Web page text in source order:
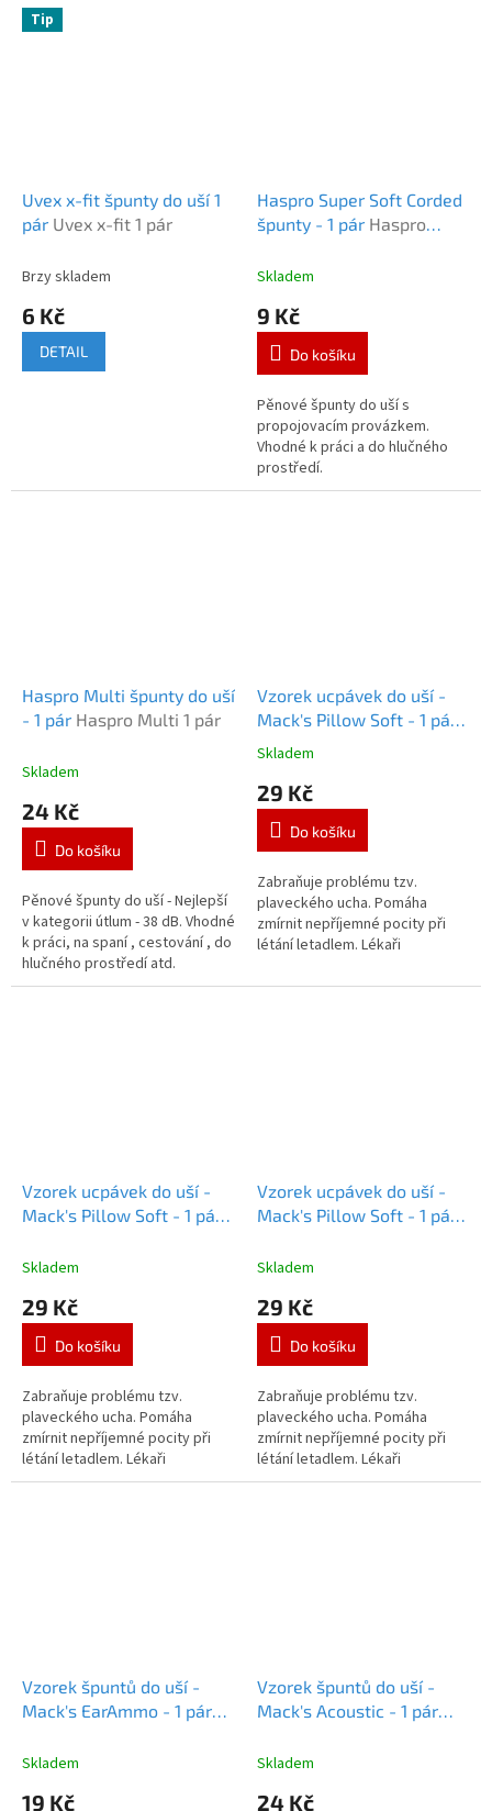
Tip
Uvex x-fit špunty do uší 1
pár Uvex x-fit 1 pár
Brzy skladem
6 Kč
DETAIL
Haspro Super Soft Corded
špunty - 1 pár Haspro
Skladem
9 Kč
Do košíku
Pěnové špunty do uší s
propojovacím provázkem.
Vhodné k práci a do hlučného
prostředí.
Haspro Multi špunty do uší
- 1 pár Haspro Multi 1 pár
Skladem
24 Kč
Do košíku
Pěnové špunty do uší - Nejlepší
v kategorii útlum - 38 dB. Vhodné
k práci, na spaní , cestování , do
hlučného prostředí atd.
Vzorek ucpávek do uší -
Mack's Pillow Soft - 1 pár
tělová
Průměrné
produktu
5,0
5
hvězdiček.
Skladem
29 Kč
Do košíku
Zabraňuje problému tzv.
plaveckého ucha. Pomáha
zmírnit nepříjemné pocity při
létání letadlem. Lékaři
pooperační ochranu.
Vzorek ucpávek do uší -
Mack's Pillow Soft - 1 pár
PS oranžová
Skladem
29 Kč
Do košíku
Zabraňuje problému tzv.
plaveckého ucha. Pomáha
zmírnit nepříjemné pocity při
létání letadlem. Lékaři
doporučované špunty pro
Vzorek ucpávek do uší -
Mack's Pillow Soft - 1 pár
bílá
Skladem
29 Kč
Do košíku
Zabraňuje problému tzv.
plaveckého ucha. Pomáha
zmírnit nepříjemné pocity při
létání letadlem. Lékaři
doporučované špunty pro
Vzorek špuntů do uší -
Mack's EarAmmo - 1 pár
Skladem
19 Kč
Vzorek špuntů do uší -
Mack's Acoustic - 1 pár
Skladem
24 Kč